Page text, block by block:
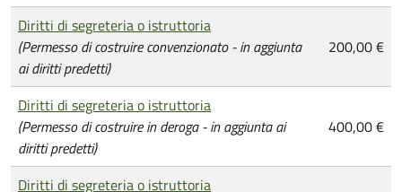
Diritti di segreteria o istruttoria
(Permesso di costruire convenzionato - in aggiunta
ai diritti predetti)
200,00 €
Diritti di segreteria o istruttoria
(Permesso di costruire in deroga - in aggiunta ai
diritti predetti)
400,00 €
Diritti di segreteria o istruttoria